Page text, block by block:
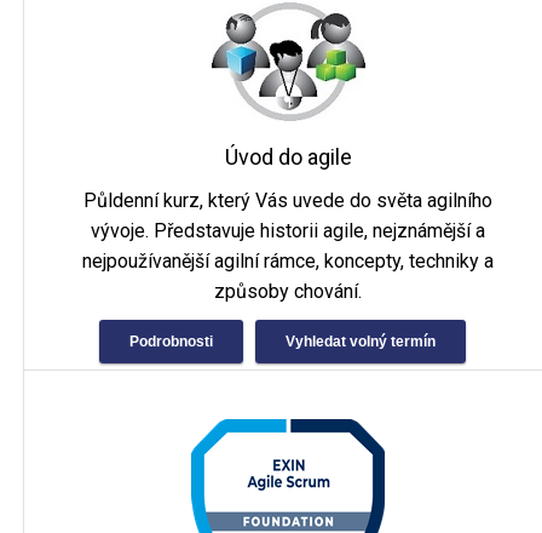
Úvod do agile
Půldenní kurz, který Vás uvede do světa agilního
vývoje. Představuje historii agile, nejznámější a
nejpoužívanější agilní rámce, koncepty, techniky a
způsoby chování.
Podrobnosti Vyhledat volný termín